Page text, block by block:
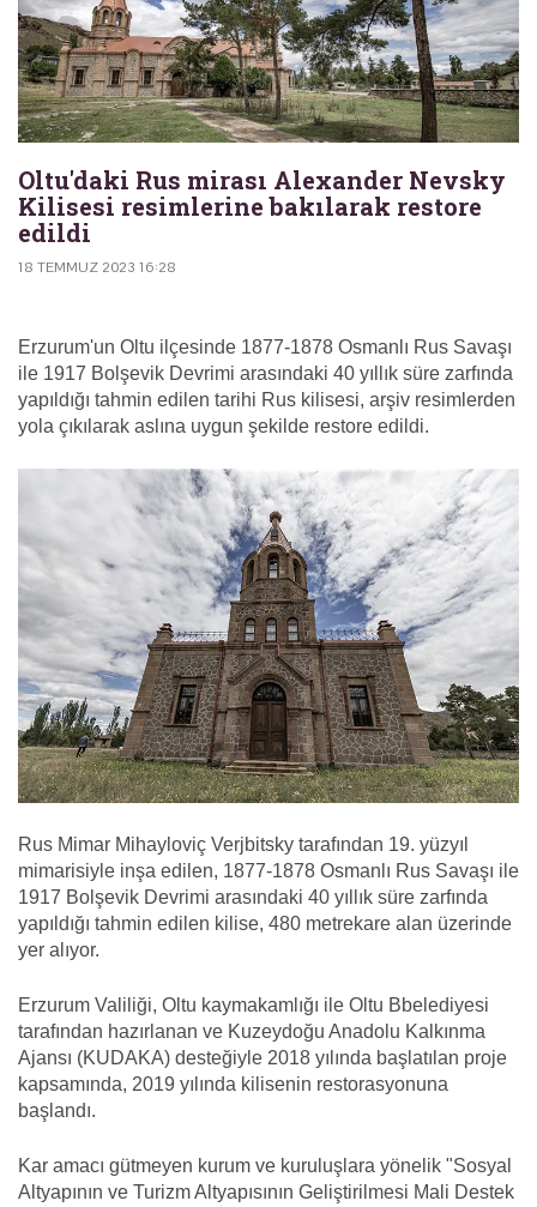
Oltu'daki Rus mirası Alexander Nevsky
Kilisesi resimlerine bakılarak restore
edildi
18 TEMMUZ 2023 16:28
Erzurum'un Oltu ilçesinde 1877-1878 Osmanlı Rus Savaşı
ile 1917 Bolşevik Devrimi arasındaki 40 yıllık süre zarfında
yapıldığı tahmin edilen tarihi Rus kilisesi, arşiv resimlerden
yola çıkılarak aslına uygun şekilde restore edildi.
Rus Mimar Mihayloviç Verjbitsky tarafından 19. yüzyıl
mimarisiyle inşa edilen, 1877-1878 Osmanlı Rus Savaşı ile
1917 Bolşevik Devrimi arasındaki 40 yıllık süre zarfında
yapıldığı tahmin edilen kilise, 480 metrekare alan üzerinde
yer alıyor.
Erzurum Valiliği, Oltu kaymakamlığı ile Oltu Bbelediyesi
tarafından hazırlanan ve Kuzeydoğu Anadolu Kalkınma
Ajansı (KUDAKA) desteğiyle 2018 yılında başlatılan proje
kapsamında, 2019 yılında kilisenin restorasyonuna
başlandı.
Kar amacı gütmeyen kurum ve kuruluşlara yönelik "Sosyal
Altyapının ve Turizm Altyapısının Geliştirilmesi Mali Destek